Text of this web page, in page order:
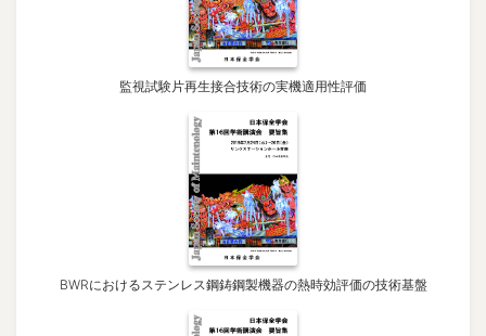
監視試験片再生接合技術の実機適用性評価
BWRにおけるステンレス鋼鋳鋼製機器の熱時効評価の技術基盤